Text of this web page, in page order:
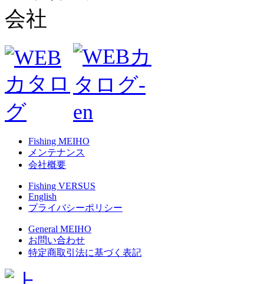
Fishing MEIHO
メンテナンス
会社概要
Fishing VERSUS
English
プライバシーポリシー
General MEIHO
お問い合わせ
特定商取引法に基づく表記